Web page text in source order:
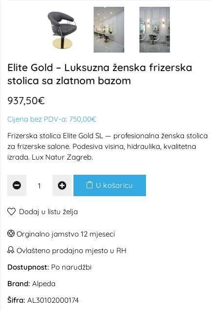
Elite Gold – Luksuzna ženska frizerska
stolica sa zlatnom bazom
937,50€
Cijena bez PDV-a: 750,00€
Frizerska stolica Elite Gold SL — profesionalna ženska stolica
za frizerske salone. Podesiva visina, hidraulika, kvalitetna
izrada. Lux Natur Zagreb.
U košaricu
Dodaj u listu želja
Orginalno jamstvo 12 mjeseci
Ovlašteno prodajno mjesto u RH
Dostupnost: Po narudžbi
Brand: Alpeda
Šifra: AL30102000174